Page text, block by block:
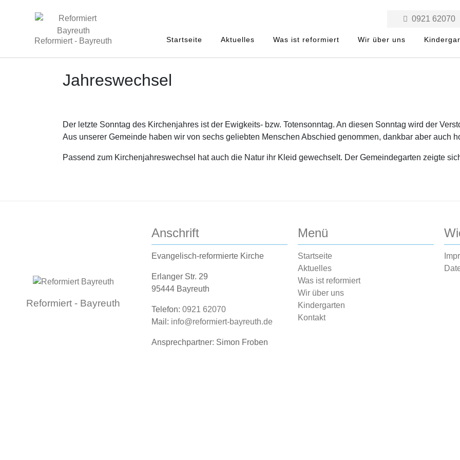
Reformiert - Bayreuth
0921 62070
Startseite Aktuelles Was ist reformiert Wir über uns
Jahreswechsel
Der letzte Sonntag des Kirchenjahres ist der Ewigkeits- bzw. Totensonntag. An diesen Sonntag wird der
Aus unserer Gemeinde haben wir von sechs geliebten Menschen Abschied genommen, dankbar aber auch
Passend zum Kirchenjahreswechsel hat auch die Natur ihr Kleid gewechselt. Der Gemeindegarten zeigte
Reformiert - Bayreuth
Anschrift
Evangelisch-reformierte Kirche
Erlanger Str. 29
95444 Bayreuth
Telefon: 0921 62070
Mail: info@reformiert-bayreuth.de
Ansprechpartner: Simon Froben
Menü
Startseite
Aktuelles
Was ist reformiert
Wir über uns
Kindergarten
Kontakt